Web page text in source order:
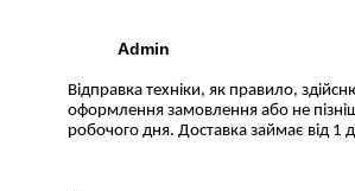
Admin
Відправка техніки, як правило,
оформлення замовлення або не
робочого дня. Доставка займає від 1